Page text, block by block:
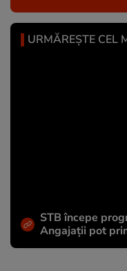
URMĂREȘTE CEL
STB începe
Angajații pot